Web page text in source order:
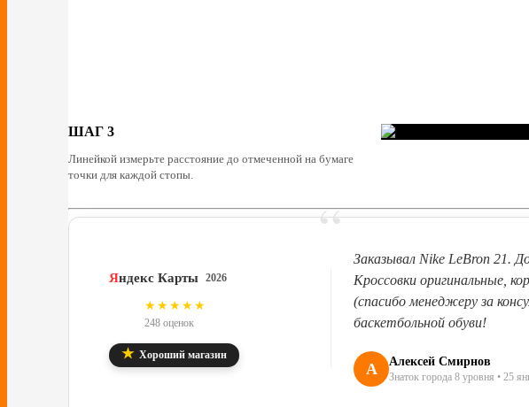
ШАГ 3
Линейкой измерьте расстояние до отмеченной на бумаге
точки для каждой стопы.
Яндекс Карты 2026
★★★★★
248 оценок
★ Хороший магазин
“
Заказывал Nike LeBron 21.
Кроссовки оригинальные,
(спасибо менеджеру за
баскетбольной обуви!
А Алексей Смирнов
Знаток города 8 уровня • 25